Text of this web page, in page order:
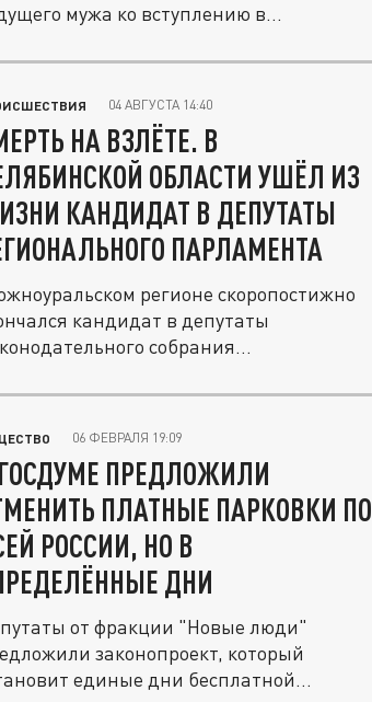
мужа ко вступлению в...
04 АВГУСТА 14:40
НА ВЗЛЁТЕ. В
ОБЛАСТИ УШЁЛ ИЗ
КАНДИДАТ В ДЕПУТАТЫ
ПАРЛАМЕНТА
регионе скоропостижно
кандидат в депутаты
собрания
06 ФЕВРАЛЯ 19:09
ПРЕДЛОЖИЛИ
ПЛАТНЫЕ ПАРКОВКИ ПО
РОССИИ, НО В
ДНИ
от фракции "Новые люди"
законопроект, который
единые дни бесплатной